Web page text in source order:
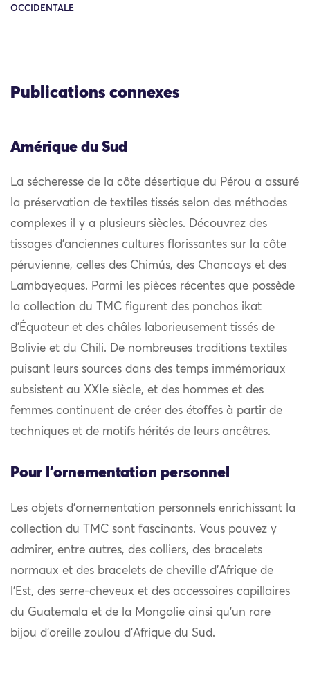
OCCIDENTALE
Publications connexes
Amérique du Sud
La sécheresse de la côte désertique du Pérou a assuré
la préservation de textiles tissés selon des méthodes
complexes il y a plusieurs siècles. Découvrez des
tissages d’anciennes cultures florissantes sur la côte
péruvienne, celles des Chimús, des Chancays et des
Lambayeques. Parmi les pièces récentes que possède
la collection du TMC figurent des ponchos ikat
d’Équateur et des châles laborieusement tissés de
Bolivie et du Chili. De nombreuses traditions textiles
puisant leurs sources dans des temps immémoriaux
subsistent au XXIe siècle, et des hommes et des
femmes continuent de créer des étoffes à partir de
techniques et de motifs hérités de leurs ancêtres.
Pour l'ornementation personnel
Les objets d’ornementation personnels enrichissant la
collection du TMC sont fascinants. Vous pouvez y
admirer, entre autres, des colliers, des bracelets
normaux et des bracelets de cheville d’Afrique de
l’Est, des serre-cheveux et des accessoires capillaires
du Guatemala et de la Mongolie ainsi qu’un rare
bijou d’oreille zoulou d’Afrique du Sud.